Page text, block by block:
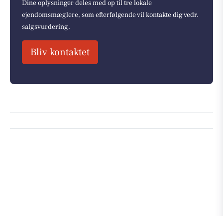
Dine oplysninger deles med op til tre lokale
ejendomsmæglere, som efterfølgende vil kontakte dig vedr.
salgsvurdering.
Bliv kontaktet